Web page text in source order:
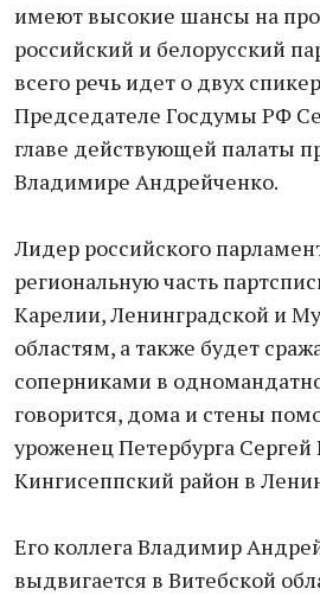
имеют высокие шансы на
российский и белорусский
всего речь идет о двух
Председателе Госдумы РФ
главе действующей палаты
Владимире Андрейченко.
Лидер российского
региональную часть
Карелии, Ленинградской и
областям, а также будет
соперниками в
говорится, дома и стены
уроженец Петербурга
Кингисеппский район в
Его коллега Владимир
выдвигается в Витебской